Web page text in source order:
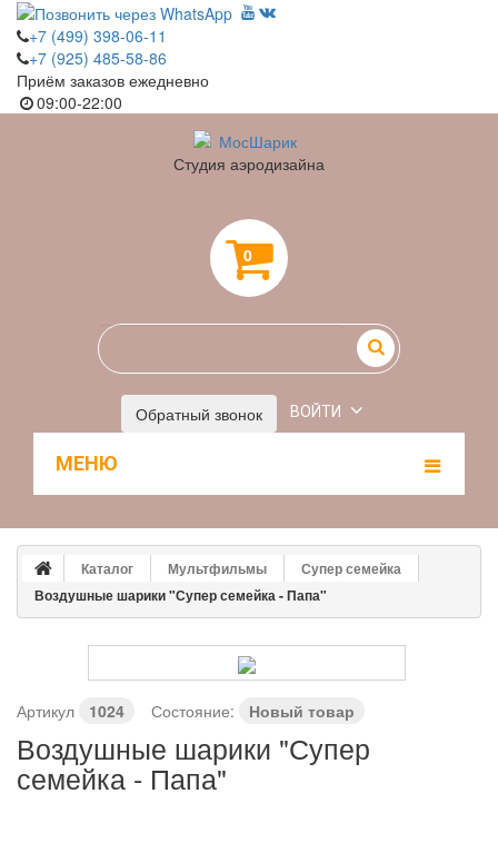
+7 (499) 398-06-11
+7 (925) 485-58-86
Приём заказов ежедневно
09:00-22:00
Студия аэродизайна
0
Обратный звонок ВОЙТИ
МЕНЮ
Каталог Мультфильмы
Супер семейка
Воздушные шарики "Супер семейка - Папа"
Артикул 1024 Состояние: Новый товар
Воздушные шарики "Супер
семейка - Папа"